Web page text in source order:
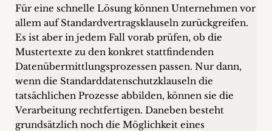
Für eine schnelle Lösung können Unternehmen vor
allem auf Standardvertragsklauseln zurückgreifen.
Es ist aber in jedem Fall vorab prüfen, ob die
Mustertexte zu den konkret stattfindenden
Datenübermittlungsprozessen passen. Nur dann,
wenn die Standarddatenschutzklauseln die
tatsächlichen Prozesse abbilden, können sie die
Verarbeitung rechtfertigen. Daneben besteht
grundsätzlich noch die Möglichkeit eines